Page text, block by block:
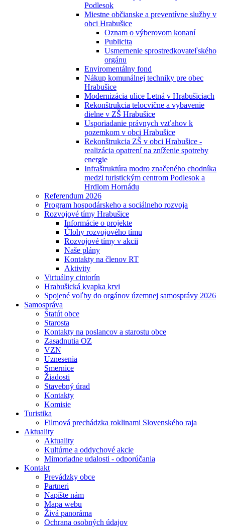
Podlesok
Miestne občianske a preventívne služby v
obci Hrabušice
Oznam o výberovom konaní
Publicita
Usmernenie sprostredkovateľského
orgánu
Enviromentálny fond
Nákup komunálnej techniky pre obec
Hrabušice
Modernizácia ulice Letná v Hrabušiciach
Rekonštrukcia telocvične a vybavenie
dielne v ZŠ Hrabušice
Usporiadanie právnych vzťahov k
pozemkom v obci Hrabušice
Rekonštrukcia ZŠ v obci Hrabušice -
realizácia opatrení na zníženie spotreby
energie
Infraštruktúra modro značeného chodníka
medzi turistickým centrom Podlesok a
Hrdlom Hornádu
Referendum 2026
Program hospodárskeho a sociálneho rozvoja
Rozvojové tímy Hrabušice
Informácie o projekte
Úlohy rozvojového tímu
Rozvojové tímy v akcii
Naše plány
Kontakty na členov RT
Aktivity
Virtuálny cintorín
Hrabušická kvapka krvi
Spojené voľby do orgánov územnej samosprávy 2026
Samospráva
Štatút obce
Starosta
Kontakty na poslancov a starostu obce
Zasadnutia OZ
VZN
Uznesenia
Smernice
Žiadosti
Stavebný úrad
Kontakty
Komisie
Turistika
Filmová prechádzka roklinami Slovenského raja
Aktuality
Aktuality
Kultúrne a oddychové akcie
Mimoriadne udalosti - odporúčania
Kontakt
Prevádzky obce
Partneri
Napíšte nám
Mapa webu
Živá panoráma
Ochrana osobných údajov